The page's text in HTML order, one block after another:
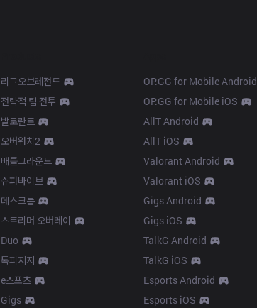
리그오브레전드
전략적 팀 전투
발로란트
오버워치2
배틀그라운드
슈퍼바이브
데스크톱
스트리머 오버레이
Duo
톡피지지
e스포츠
Gigs
OP.GG for Mobile Android
OP.GG for Mobile iOS
AllT Android
AllT iOS
Valorant Android
Valorant iOS
Gigs Android
Gigs iOS
TalkG Android
TalkG iOS
Esports Android
Esports iOS